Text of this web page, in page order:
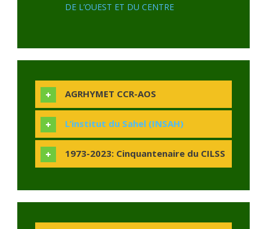
DE L’OUEST ET DU CENTRE
AGRHYMET CCR-AOS
L’institut du Sahel (INSAH)
1973-2023: Cinquantenaire du CILSS